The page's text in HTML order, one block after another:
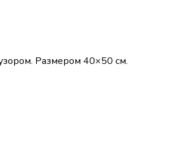
Размером 40×50 см.